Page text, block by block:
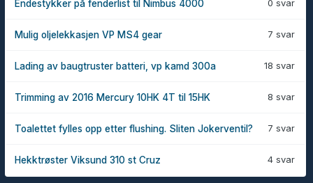
0 svar
Endestykker på fenderlist til Nimbus 4000
7 svar
Mulig oljelekkasjen VP MS4 gear
18 svar
Lading av baugtruster batteri, vp kamd 300a
8 svar
Trimming av 2016 Mercury 10HK 4T til 15HK
7 svar
Toalettet fylles opp etter flushing. Sliten Jokerventil?
4 svar
Hekktrøster Viksund 310 st Cruz